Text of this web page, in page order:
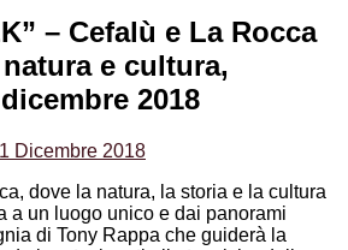
– Cefalù e La Rocca
e cultura,
2018
1 Dicembre 2018
dove la natura, la storia e la cultura
a un luogo unico e dai panorami
di Tony Rappa che guiderà la